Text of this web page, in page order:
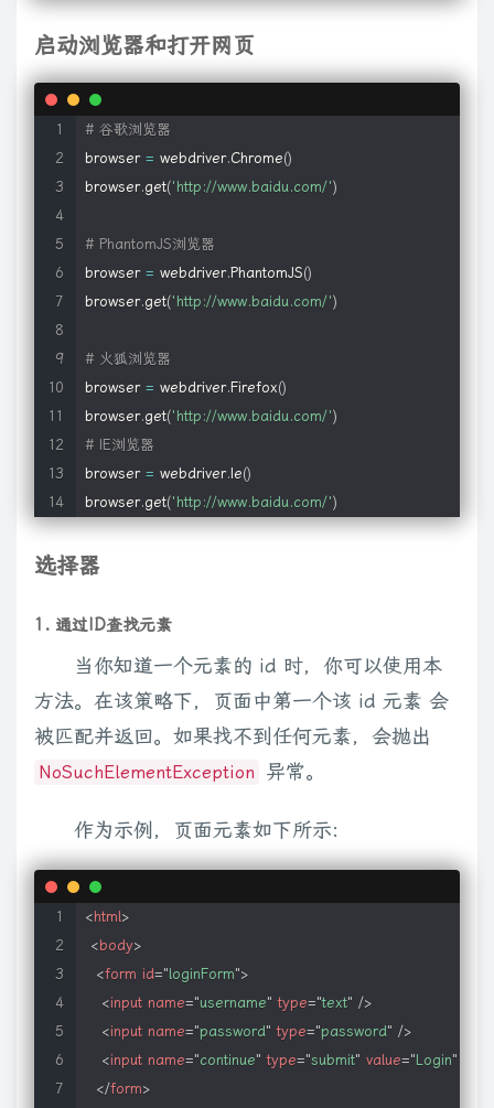
启动浏览器和打开网页
# 谷歌浏览器
browser = webdriver.Chrome()
browser.get('http://www.baidu.com/')
# PhantomJS浏览器
browser = webdriver.PhantomJS()
browser.get('http://www.baidu.com/')
# 火狐浏览器
browser = webdriver.Firefox()
browser.get('http://www.baidu.com/')
# IE浏览器
browser = webdriver. Ie()
browser.get('http://www.baidu.com/')
选择器
1. 通过ID查找元素
当你知道一个元素的 id 时，你可以使用本
方法。在该策略下，页面中第一个该 id 元素 会
被匹配并返回。如果找不到任何元素，会抛出
NoSuchElementException 异常。
作为示例，页面元素如下所示:
<html>
<body>
<form id=" loginForm">
<input name="username" type="text" />
<input name="password" type="password" />
<input name="continue" type="submit" value=" Login"
</form>